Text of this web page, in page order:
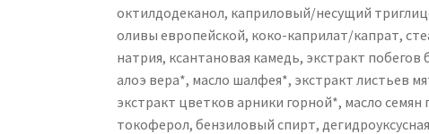
октилдодеканол, каприловый/несущий
оливы европейской, коко-каприлат/капрат,
натрия, ксантановая камедь, экстракт побегов
алоэ вера*, масло шалфея*, экстракт листьев
экстракт цветков арники горной*, масло семян
токоферол, бензиловый спирт,